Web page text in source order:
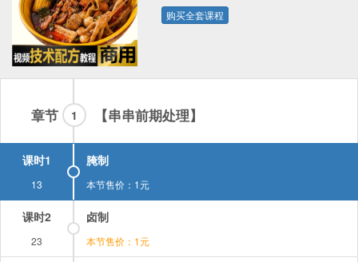
购买全套课程
章节 【串串前期处理】
1
课时1
13
腌制
本节售价：1元
课时2
23
卤制
本节售价：1元